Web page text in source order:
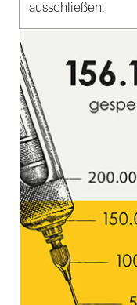
ausschließen.